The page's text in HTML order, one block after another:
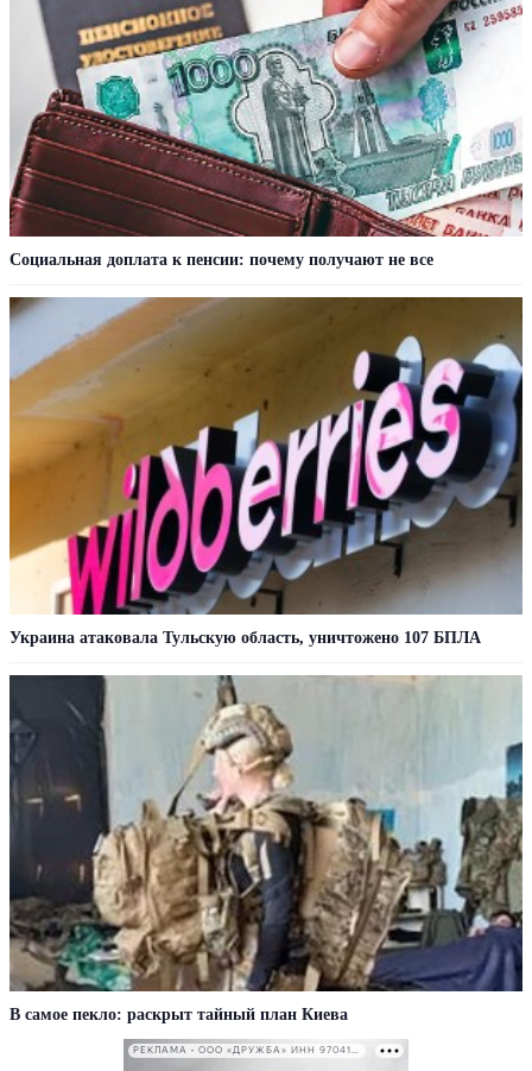
Социальная доплата к пенсии: почему получают не все
Украина атаковала Тульскую область, уничтожено 107 БПЛА
В самое пекло: раскрыт тайный план Киева
РЕКЛАМА • ООО «ДРУЖБА» ИНН 9704146411